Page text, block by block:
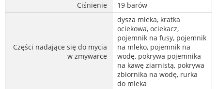
Ciśnienie
19 barów
Części nadające się do mycia
w zmywarce
dysza mleka, kratka
ociekowa, ociekacz,
pojemnik na fusy, pojemnik
na mleko, pojemnik na
wodę, pokrywa pojemnika
na kawę ziarnistą, pokrywa
zbiornika na wodę, rurka
do mleka